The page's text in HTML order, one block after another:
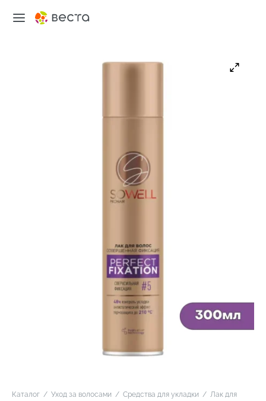
Каталог / Уход за волосами / Средства для укладки / Лак для